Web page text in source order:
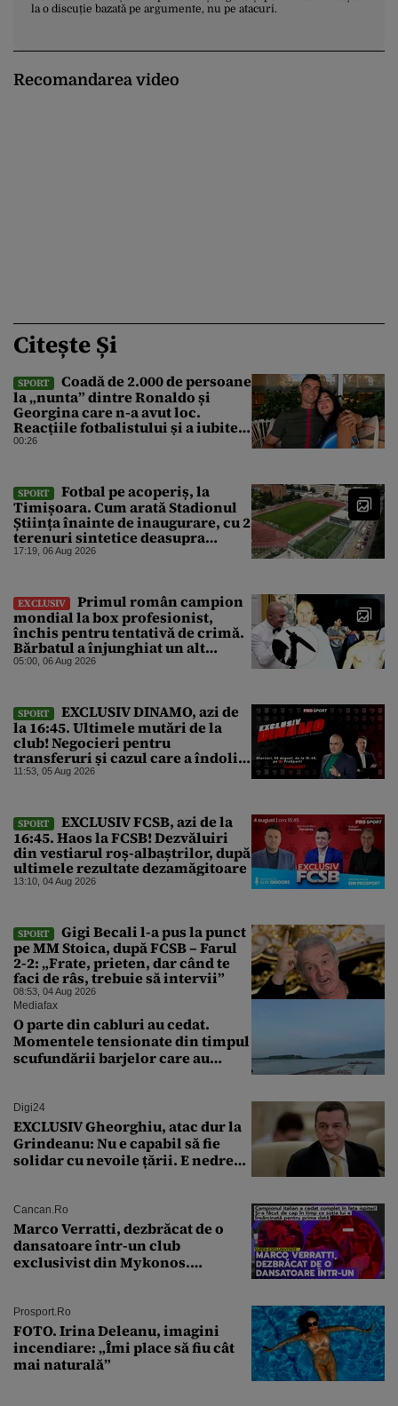
la o discuție bazată pe argumente, nu pe atacuri.
Recomandarea video
Citește Și
SPORT
Coadă de 2.000 de persoane
la „nunta” dintre Ronaldo și
Georgina care n-a avut loc.
Reacțiile fotbalistului și a iubitei
sale pe social media
00:26
SPORT
Fotbal pe acoperiș, la
Timișoara. Cum arată Stadionul
Știința înainte de inaugurare, cu 2
terenuri sintetice deasupra
tribunei
17:19, 06 Aug 2026
EXCLUSIV
Primul român campion
mondial la box profesionist,
închis pentru tentativă de crimă.
Bărbatul a înjunghiat un alt
interlop periculos
05:00, 06 Aug 2026
SPORT
EXCLUSIV DINAMO, azi de
la 16:45. Ultimele mutări de la
club! Negocieri pentru
transferuri și cazul care a îndoliat
Dinamo
11:53, 05 Aug 2026
SPORT
EXCLUSIV FCSB, azi de la
16:45. Haos la FCSB! Dezvăluiri
din vestiarul roș-albaștrilor, după
ultimele rezultate dezamăgitoare
13:10, 04 Aug 2026
SPORT
Gigi Becali l-a pus la punct
pe MM Stoica, după FCSB – Farul
2-2: „Frate, prieten, dar când te
faci de râs, trebuie să intervii”
08:53, 04 Aug 2026
Mediafax
O parte din cabluri au cedat.
Momentele tensionate din timpul
scufundării barjelor care au
Digi24
EXCLUSIV Gheorghiu, atac dur la
Grindeanu: Nu e capabil să fie
solidar cu nevoile țării. E nedrept
Cancan.ro
Marco Verratti, dezbrăcat de o
dansatoare într-un club
exclusivist din Mykonos.
Prosport.ro
FOTO. Irina Deleanu, imagini
incendiare: „Îmi place să fiu cât
mai naturală”